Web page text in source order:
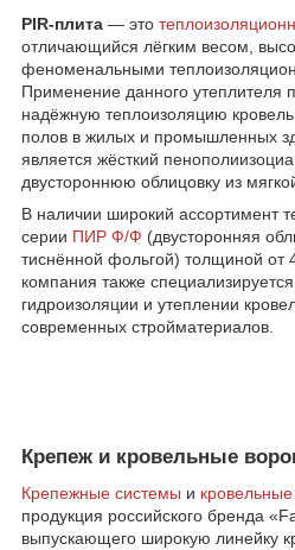
PIR-плита — это
отличающийся лёгким весом,
феноменальными
Применение данного утеплителя
надёжную теплоизоляцию
полов в жилых и промышленных
является жёсткий
двустороннюю облицовку из
В наличии широкий ассортимент
серии ПИР Ф/Ф (двусторонняя
тиснённой фольгой) толщиной
компания также
гидроизоляции и утеплении
современных стройматериалов.
Крепеж и кровельные
Крепежные системы и
продукция российского бренда
выпускающего широкую линейку